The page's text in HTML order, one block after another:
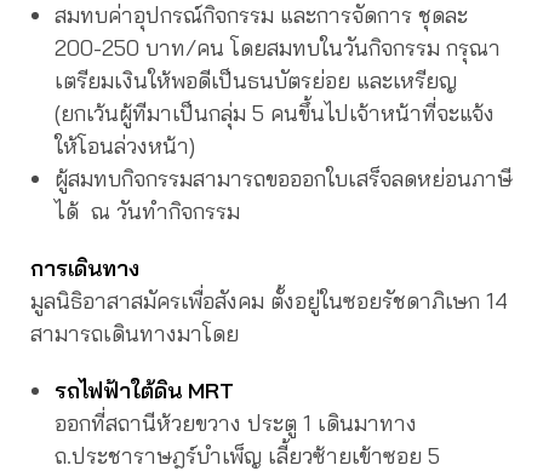
สมทบค่าอุปกรณ์กิจกรรม และการจัดการ ชุดละ
200-250 บาท/คน โดยสมทบในวันกิจกรรม กรุณา
เตรียมเงินให้พอดีเป็นธนบัตรย่อย และเหรียญ
(ยกเว้นผู้ทีมาเป็นกลุ่ม 5 คนขึ้นไปเจ้าหน้าที่จะแจ้ง
ให้โอนล่วงหน้า)
ผู้สมทบกิจกรรมสามารถขอออกใบเสร็จลดหย่อนภาษี
ได้ ณ วันทำกิจกรรม
การเดินทาง
มูลนิธิอาสาสมัครเพื่อสังคม ตั้งอยู่ในซอยรัชดาภิเษก 14
สามารถเดินทางมาโดย
รถไฟฟ้าใต้ดิน MRT
ออกที่สถานีห้วยขวาง ประตู 1 เดินมาทาง
ถ.ประชาราษฎร์บำเพ็ญ เลี้ยวซ้ายเข้าซอย 5